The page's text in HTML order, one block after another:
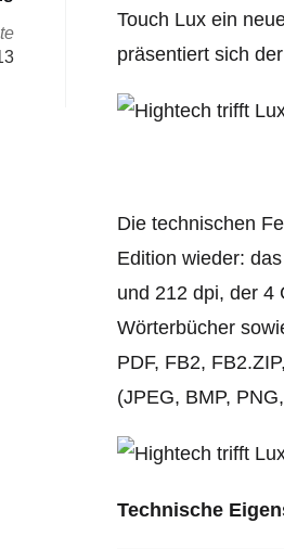
Touch Lux ein
präsentiert sich
Die technischen
Edition wieder:
und 212 dpi, der 4
Wörterbücher
PDF, FB2,
(JPEG, BMP,
Technische